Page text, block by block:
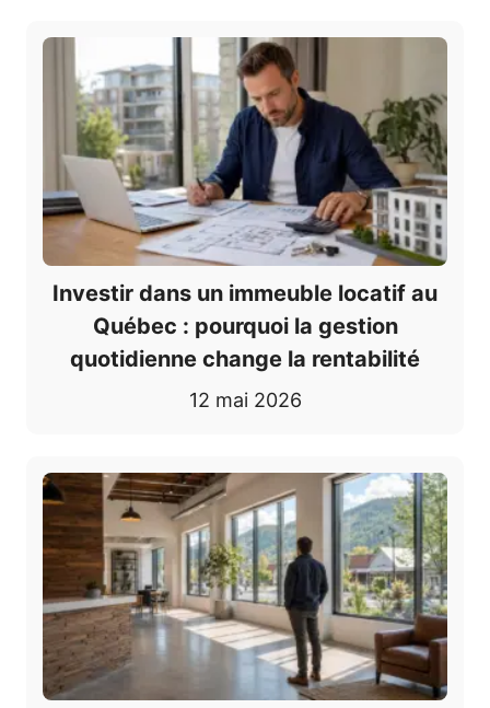
Investir dans un immeuble locatif au
Québec : pourquoi la gestion
quotidienne change la rentabilité
12 mai 2026